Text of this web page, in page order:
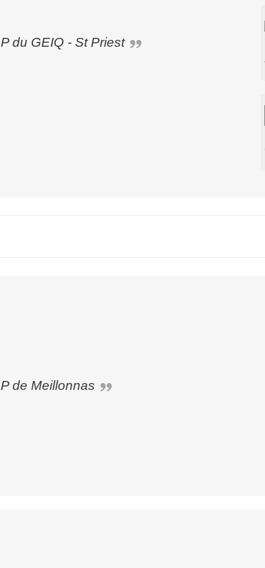
GP du GEIQ - St Priest
GP de Meillonnas